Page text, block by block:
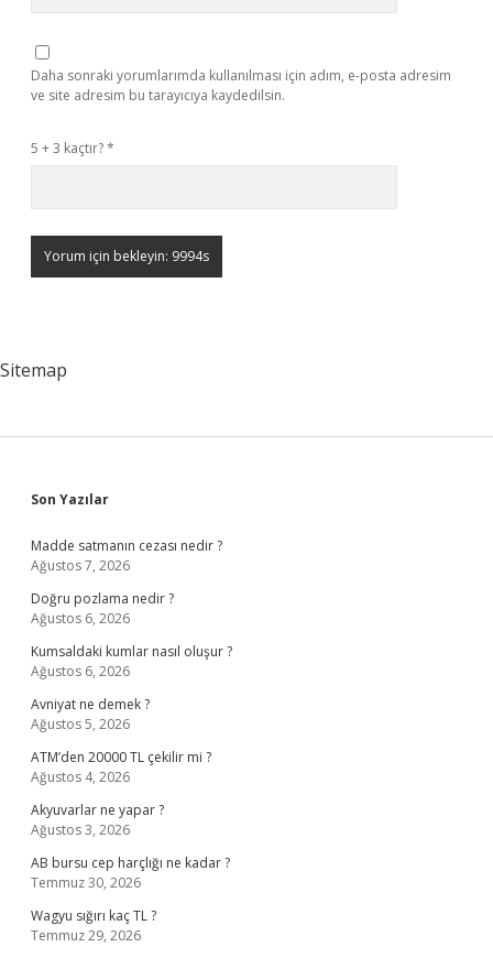
Daha sonraki yorumlarımda kullanılması için adım, e-posta adresim
ve site adresim bu tarayıcıya kaydedilsin.
5 + 3 kaçtır?*
Sitemap
Sidebar
Son Yazılar
Madde satmanın cezası nedir ?
Ağustos 7, 2026
Doğru pozlama nedir ?
Ağustos 6, 2026
Kumsaldaki kumlar nasıl oluşur ?
Ağustos 6, 2026
Avniyat ne demek ?
Ağustos 5, 2026
ATM’den 20000 TL çekilir mi ?
Ağustos 4, 2026
Akyuvarlar ne yapar ?
Ağustos 3, 2026
AB bursu cep harçlığı ne kadar ?
Temmuz 30, 2026
Wagyu sığırı kaç TL ?
Temmuz 29, 2026